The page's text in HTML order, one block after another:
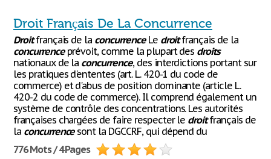
Droit Français De La Concurrence
Droitfrançais de la concurrenceLe droitfrançais de la
concurrenceprévoit, comme la plupart des droits
nationaux de la concurrence, des interdictions portant sur
les pratiques d'ententes (art. L. 420-1 du code de
commerce) et d'abus de position dominante (article L.
420-2 du code de commerce). Il comprend également un
système de contrôle des concentrations. Les autorités
françaises chargées de faire respecter le droitfrançais de
la concurrencesont la DGCCRF, qui dépend du
776 Mots / 4 Pages